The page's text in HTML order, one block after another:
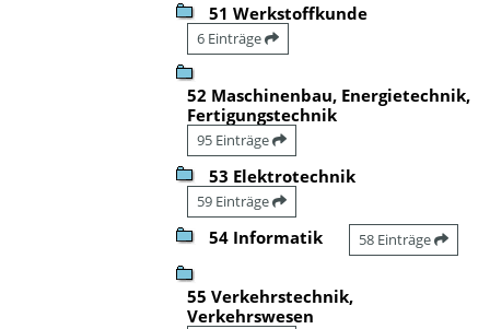
51 Werkstoffkunde
6 Einträge
52 Maschinenbau, Energietechnik,
Fertigungstechnik
95 Einträge
53 Elektrotechnik
59 Einträge
54 Informatik 58 Einträge
55 Verkehrstechnik,
Verkehrswesen